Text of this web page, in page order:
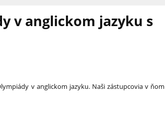
v anglickom jazyku s
v anglickom jazyku. Naši zástupcovia v ňom